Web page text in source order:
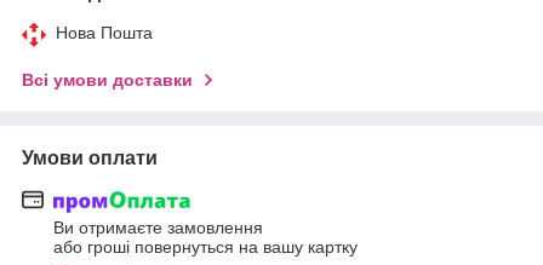
Нова Пошта
Всі умови доставки
Умови оплати
Ви отримаєте замовлення
або гроші повернуться на вашу картку